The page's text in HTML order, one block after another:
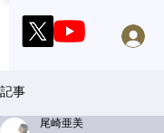
記事
尾崎亜美